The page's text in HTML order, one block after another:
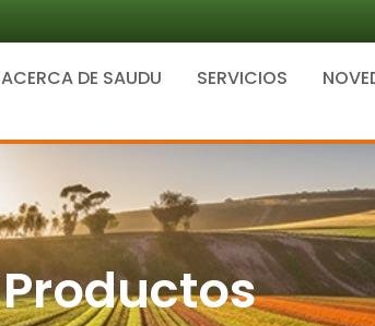
ACERCA DE SAUDU SERVICIOS
Productos